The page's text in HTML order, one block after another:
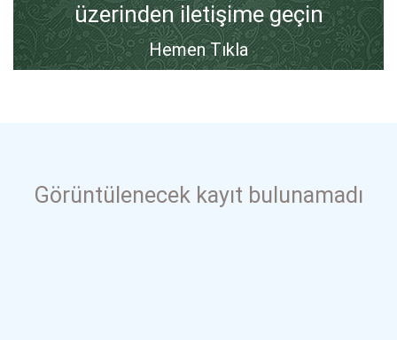
üzerinden iletişime geçin
Hemen Tıkla
Görüntülenecek kayıt bulunamadı